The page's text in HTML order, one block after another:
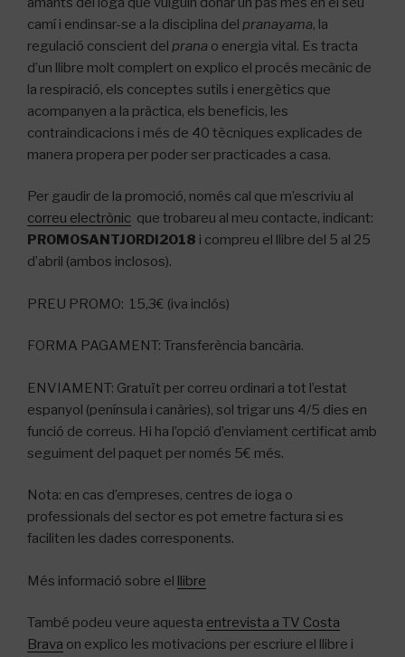
camí i endinsar-se a la disciplina del pranayama, la
regulació conscient del prana o energia vital. Es tracta
d’un llibre molt complert on explico el procés mecànic de
la respiració, els conceptes sutils i energètics que
acompanyen a la pràctica, els beneficis, les
contraindicacions i més de 40 tècniques explicades de
manera propera per poder ser practicades a casa.
Per gaudir de la promoció, només cal que m’escriviu al
correu electrònic que trobareu al meu contacte, indicant:
PROMOSANTJORDI2018 i compreu el llibre del 5 al 25
d’abril (ambos inclosos).
PREU PROMO: 15,3€ (iva inclós)
FORMA PAGAMENT: Transferència bancària.
ENVIAMENT: Gratuït per correu ordinari a tot l’estat
espanyol (península i canàries), sol trigar uns 4/5 dies en
funció de correus. Hi ha l’opció d’enviament certificat amb
seguiment del paquet per només 5€ més.
Nota: en cas d’empreses, centres de ioga o
professionals del sector es pot emetre factura si es
faciliten les dades corresponents.
Més informació sobre el llibre
També podeu veure aquesta entrevista a TV Costa
Brava on explico les motivacions per escriure el llibre i